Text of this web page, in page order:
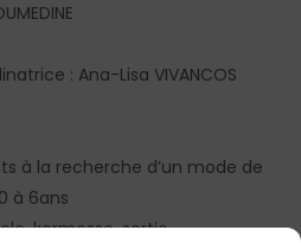
: Ana-Lisa VIVANCOS
à la recherche d’un mode de
à 6ans
kermesse, sortie,